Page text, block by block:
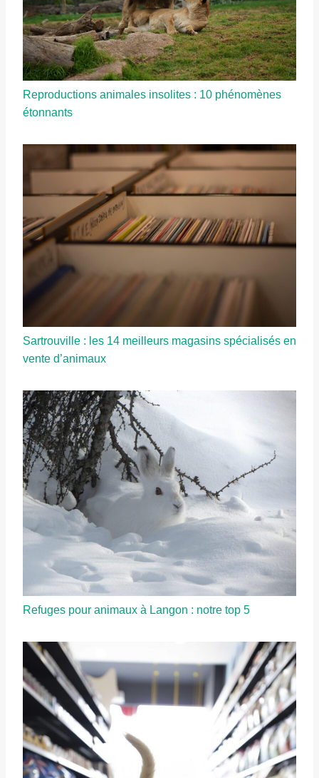
Reproductions animales insolites : 10 phénomènes
étonnants
Sartrouville : les 14 meilleurs magasins spécialisés en
vente d’animaux
Refuges pour animaux à Langon : notre top 5